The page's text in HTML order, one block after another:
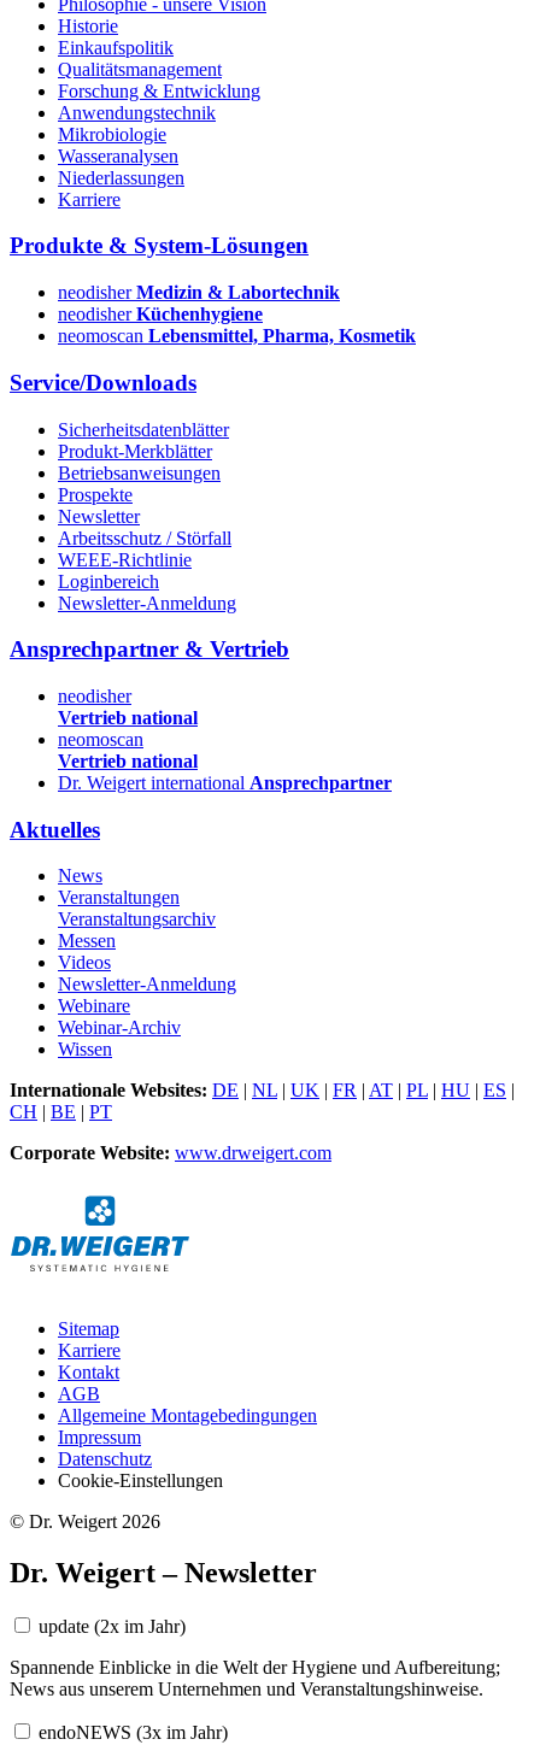
Historie
Einkaufspolitik
Qualitätsmanagement
Forschung & Entwicklung
Anwendungstechnik
Mikrobiologie
Wasseranalysen
Niederlassungen
Karriere
Produkte & System-Lösungen
neodisherMedizin & Labortechnik
neodisherKüchenhygiene
neomoscan Lebensmittel, Pharma, Kosmetik
Service/Downloads
Sicherheitsdatenblätter
Produkt-Merkblätter
Betriebsanweisungen
Prospekte
Newsletter
Arbeitsschutz / Störfall
WEEE-Richtlinie
Loginbereich
Newsletter-Anmeldung
Ansprechpartner & Vertrieb
neodisher
Vertrieb national
neomoscan
Vertrieb national
Dr. Weigert international Ansprechpartner
Aktuelles
News
Veranstaltungen
Veranstaltungsarchiv
Messen
Videos
Newsletter-Anmeldung
Webinare
Webinar-Archiv
Wissen
Internationale Websites: DE | NL | UK | FR | AT | PL | HU | ES |
CH | BE | PT
Corporate Website: www.drweigert.com
Sitemap
Karriere
Kontakt
AGB
Allgemeine Montagebedingungen
Impressum
Datenschutz
Cookie-Einstellungen
© Dr. Weigert 2026
Dr. Weigert – Newsletter
update (2x im Jahr)
Spannende Einblicke in die Welt der Hygiene und Aufbereitung;
News aus unserem Unternehmen und Veranstaltungshinweise.
endoNEWS (3x im Jahr)